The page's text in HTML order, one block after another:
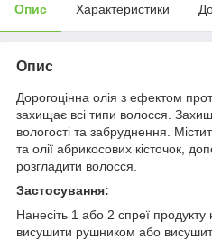
Опис Характеристики
Опис
Дорогоцінна олія з ефектом
захищає всі типи волосся.
вологості та забруднення.
та олії абрикосових кісточок,
розгладити волосся.
Застосування:
Нанесіть 1 або 2 спреї продукту
висушити рушником або